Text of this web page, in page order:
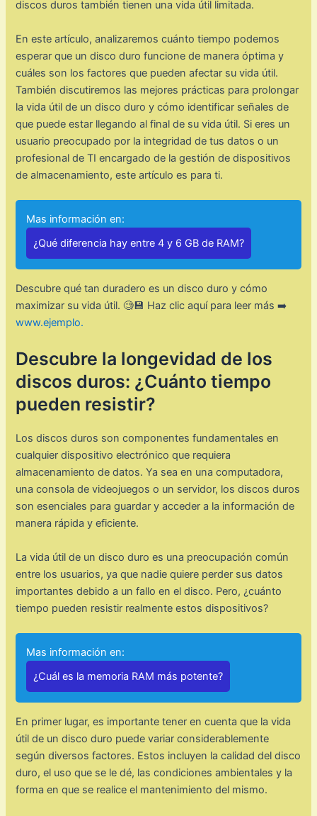
discos duros también tienen una vida útil limitada.
En este artículo, analizaremos cuánto tiempo podemos
esperar que un disco duro funcione de manera óptima y
cuáles son los factores que pueden afectar su vida útil.
También discutiremos las mejores prácticas para prolongar
la vida útil de un disco duro y cómo identificar señales de
que puede estar llegando al final de su vida útil. Si eres un
usuario preocupado por la integridad de tus datos o un
profesional de TI encargado de la gestión de dispositivos
de almacenamiento, este artículo es para ti.
Mas información en:
¿Qué diferencia hay entre 4 y 6 GB de RAM?
Descubre qué tan duradero es un disco duro y cómo
maximizar su vida útil. 🧐💾 Haz clic aquí para leer más ➡️
www.ejemplo.
Descubre la longevidad de los
discos duros: ¿Cuánto tiempo
pueden resistir?
Los discos duros son componentes fundamentales en
cualquier dispositivo electrónico que requiera
almacenamiento de datos. Ya sea en una computadora,
una consola de videojuegos o un servidor, los discos duros
son esenciales para guardar y acceder a la información de
manera rápida y eficiente.
La vida útil de un disco duro es una preocupación común
entre los usuarios, ya que nadie quiere perder sus datos
importantes debido a un fallo en el disco. Pero, ¿cuánto
tiempo pueden resistir realmente estos dispositivos?
Mas información en:
¿Cuál es la memoria RAM más potente?
En primer lugar, es importante tener en cuenta que la vida
útil de un disco duro puede variar considerablemente
según diversos factores. Estos incluyen la calidad del disco
duro, el uso que se le dé, las condiciones ambientales y la
forma en que se realice el mantenimiento del mismo.